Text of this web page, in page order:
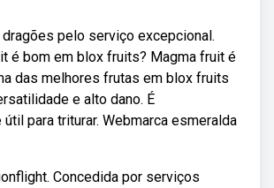
pelo serviço excepcional.
é bom em blox fruits? Magma fruit é
das melhores frutas em blox fruits
e alto dano. É
para triturar. Webmarca esmeralda
Concedida por serviços